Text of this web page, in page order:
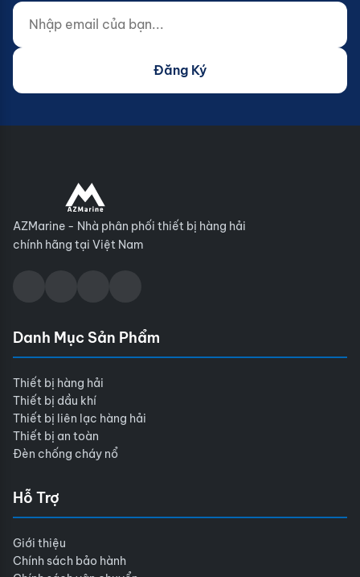
Nhập email của bạn...
Website (do not fill)
Đăng Ký
AZMarine - Nhà phân phối thiết bị hàng hải
chính hãng tại Việt Nam
Danh Mục Sản Phẩm
Thiết bị hàng hải
Thiết bị dầu khí
Thiết bị liên lạc hàng hải
Thiết bị an toàn
Đèn chống cháy nổ
Hỗ Trợ
Giới thiệu
Chính sách bảo hành